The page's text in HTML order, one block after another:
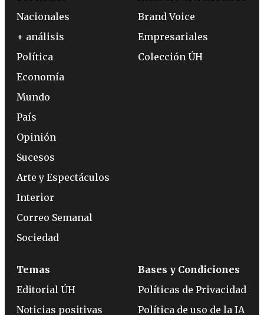
Nacionales
+ análisis
Política
Economía
Mundo
País
Opinión
Sucesos
Arte y Espectáculos
Interior
Correo Semanal
Sociedad
Brand Voice
Empresariales
Colección ÚH
Temas
Editorial ÚH
Noticias positivas
Bases y Condiciones
Políticas de Privacidad
Política de uso de la IA